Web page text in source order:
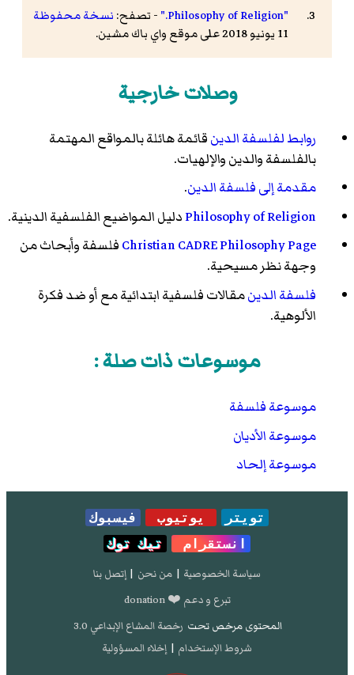
"Philosophy of Religion."
- تصفح: نسخة محفوظة
11 يونيو 2018 على موقع واي باك مشين.
وصلات خارجية
روابط لفلسفة الدينقائمة هائلة بالمواقع المهتمة
بالفلسفة والدين والإلهيات.
مقدمة إلى فلسفة الدين.
Philosophy of Religionدليل المواضيع الفلسفية الدينية.
Christian CADRE Philosophy Pageفلسفة وأبحاث من
وجهة نظر مسيحية.
فلسفة الدينمقالات فلسفية ابتدائية مع أو ضد فكرة
الألوهية.
موسوعات ذات صلة :
موسوعة فلسفة
موسوعة الأديان
موسوعة إلحاد
تويتر يوتيوب
فيسبوك
انستقرام
تيك توك
سياسة الخصوصية | من نحن | إتصل بنا
تبرع و دعم ❤️ donation
المحتوى مرخص تحت رخصة المشاع الإبداعي 3.0
شروط الإستخدام | إخلاء المسؤولية